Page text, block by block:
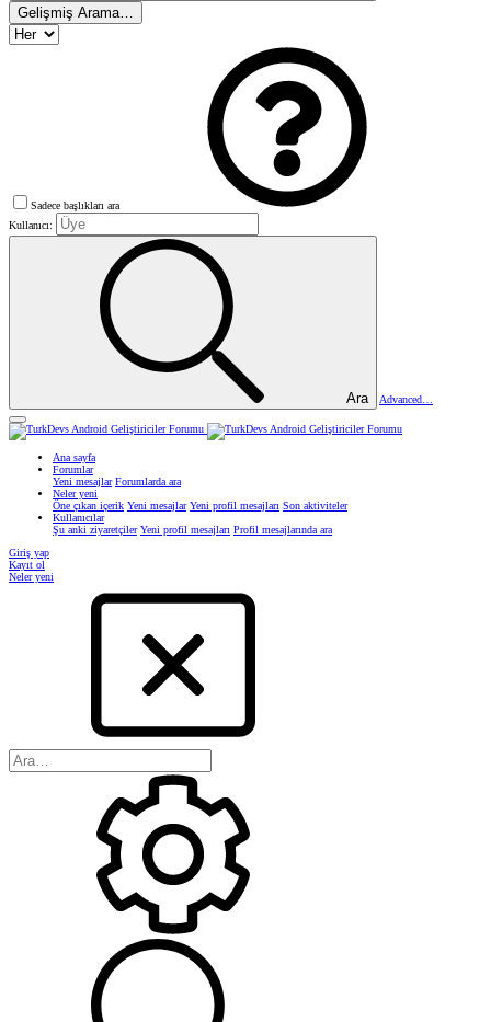
Gelişmiş Arama…
Sadece başlıkları ara
Kullanıcı:
Ara Advanced…
Ana sayfa
Forumlar
Yeni mesajlar Forumlarda ara
Neler yeni
Öne çıkan içerik Yeni mesajlar Yeni profil mesajları Son aktiviteler
Kullanıcılar
Şu anki ziyaretçiler Yeni profil mesajları Profil mesajlarında ara
Giriş yap
Kayıt ol
Neler yeni